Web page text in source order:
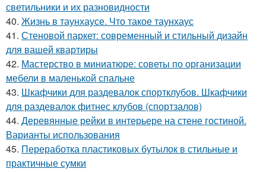
светильники и их разновидности
40. Жизнь в таунхаусе. Что такое таунхаус
41. Стеновой паркет: современный и стильный дизайн
для вашей квартиры
42. Мастерство в миниатюре: советы по организации
мебели в маленькой спальне
43. Шкафчики для раздевалок спортклубов. Шкафчики
для раздевалок фитнес клубов (спортзалов)
44. Деревянные рейки в интерьере на стене гостиной.
Варианты использования
45. Переработка пластиковых бутылок в стильные и
практичные сумки